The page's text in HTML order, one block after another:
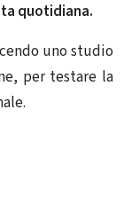
quotidiana.
uno studio
per testare la